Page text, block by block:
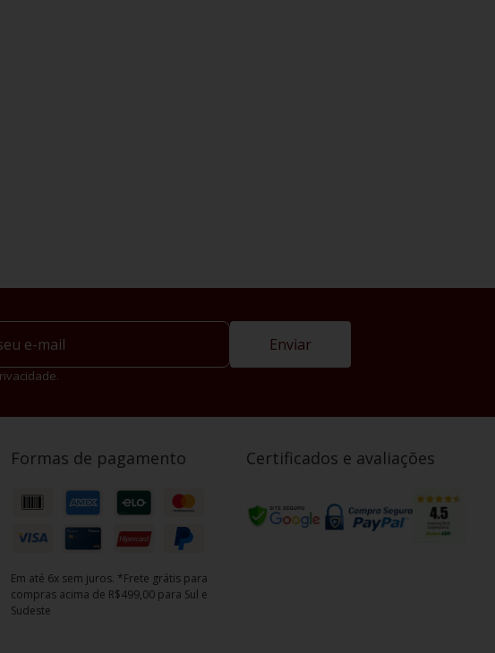
Enviar
Formas de pagamento
Em até 6x sem juros. *Frete grátis para
compras acima de R$499,00 para Sul e
Sudeste
Certificados e avaliações